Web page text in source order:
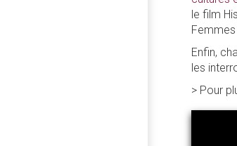
le film
Enfin,
les
> Pour